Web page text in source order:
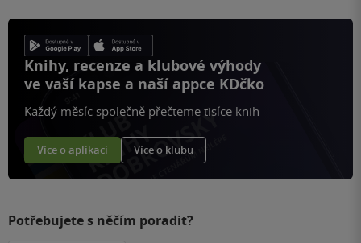
Knihy, recenze a klubové výhody
ve vaší kapse a naší appce KDčko
Každý měsíc společně přečteme tisíce knih
Více o aplikaci Více o klubu
Potřebujete s něčím poradit?